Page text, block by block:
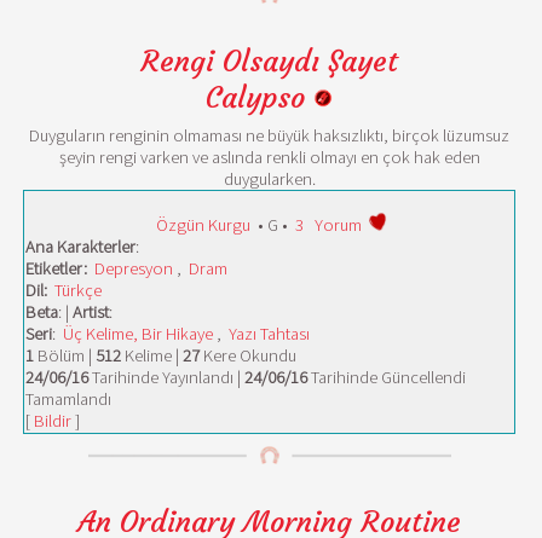
Rengi Olsaydı Şayet
Calypso
Duyguların renginin olmaması ne büyük haksızlıktı, birçok lüzumsuz
şeyin rengi varken ve aslında renkli olmayı en çok hak eden
duygularken.
Özgün Kurgu • G • 3 Yorum
Ana Karakterler:
Etiketler: Depresyon , Dram
Dil: Türkçe
Beta: | Artist:
Seri: Üç Kelime, Bir Hikaye , Yazı Tahtası
1 Bölüm | 512 Kelime | 27Kere Okundu
24/06/16Tarihinde Yayınlandı | 24/06/16Tarihinde Güncellendi
Tamamlandı
[ Bildir]
An Ordinary Morning Routine